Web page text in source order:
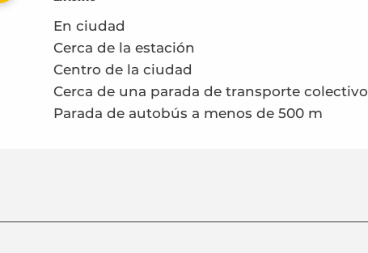
En ciudad
Cerca de la estación
Centro de la ciudad
Cerca de una parada de transporte colectivo
Parada de autobús a menos de 500 m